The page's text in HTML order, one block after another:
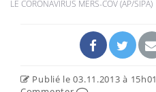
LE CORONAVIRUS MERS-COV (AP/SIPA)
Publié le 03.11.2013 à 15h01